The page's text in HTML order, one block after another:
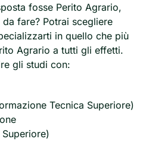
fosse Perito Agrario,
fare? Potrai scegliere
in quello che più
Agrario a tutti gli effetti.
gli studi con:
Tecnica Superiore)